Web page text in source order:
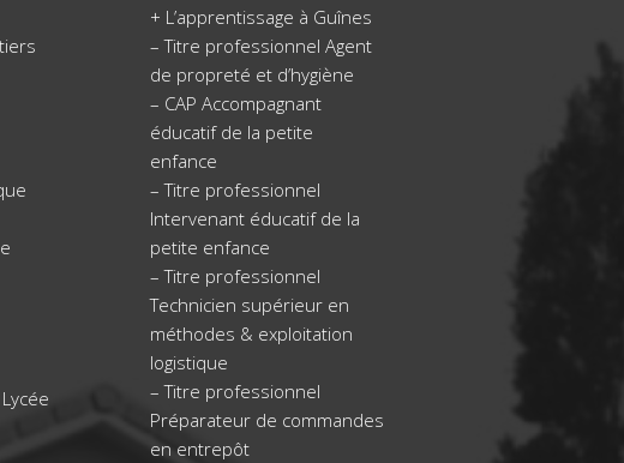
+ L’apprentissage à Guînes
–Titre professionnel Agent
de propreté et d’hygiène
– CAP Accompagnant
éducatif de la petite
enfance
–Titre professionnel
Intervenant éducatif de la
petite enfance
–Titre professionnel
Technicien supérieur en
méthodes & exploitation
logistique
–Titre professionnel
Préparateur de commandes
en entrepôt